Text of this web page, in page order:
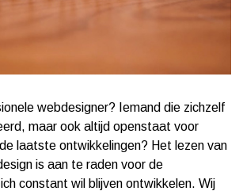
webdesigner? Iemand die zichzelf
maar ook altijd openstaat voor
laatste ontwikkelingen? Het lezen van
is aan te raden voor de
constant wil blijven ontwikkelen. Wij